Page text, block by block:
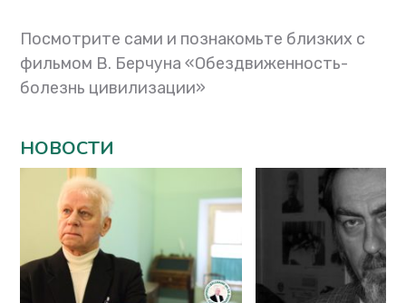
Посмотрите сами и познакомьте близких с
фильмом В. Берчуна «Обездвиженность-
болезнь цивилизации»
НОВОСТИ